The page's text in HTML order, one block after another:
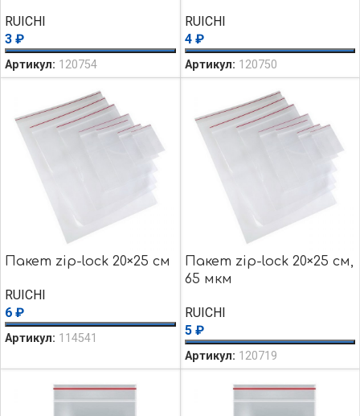
RUICHI
3 ₽
Артикул: 120754
RUICHI
4 ₽
Артикул: 120750
Пакет zip-lock 20×25 см
RUICHI
6 ₽
Артикул: 114541
Пакет zip-lock 20×25 см,
65 мкм
RUICHI
5 ₽
Артикул: 120719